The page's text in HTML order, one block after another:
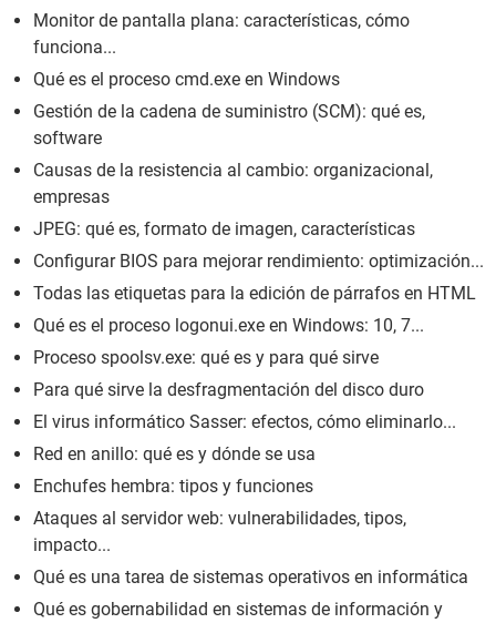
Monitor de pantalla plana: características, cómo
funciona...
Qué es el proceso cmd.exe en Windows
Gestión de la cadena de suministro (SCM): qué es,
software
Causas de la resistencia al cambio: organizacional,
empresas
JPEG: qué es, formato de imagen, características
Configurar BIOS para mejorar rendimiento: optimización...
Todas las etiquetas para la edición de párrafos en HTML
Qué es el proceso logonui.exe en Windows: 10, 7...
Proceso spoolsv.exe: qué es y para qué sirve
Para qué sirve la desfragmentación del disco duro
El virus informático Sasser: efectos, cómo eliminarlo...
Red en anillo: qué es y dónde se usa
Enchufes hembra: tipos y funciones
Ataques al servidor web: vulnerabilidades, tipos,
impacto...
Qué es una tarea de sistemas operativos en informática
Qué es gobernabilidad en sistemas de información y